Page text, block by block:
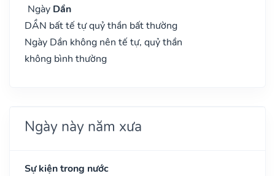
Ngày Dần
DẦN bất tế tự quỷ thần bất thường
Ngày Dần không nên tế tự, quỷ thần
không bình thường
Ngày này năm xưa
Sự kiện trong nước